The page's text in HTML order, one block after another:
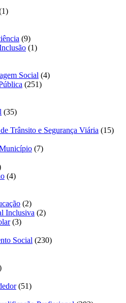
(9)
(1)
Social (4)
(251)
(35)
Trânsito e Segurança Viária (15)
(7)
(4)
(2)
Inclusiva (2)
(3)
Social (230)
(51)